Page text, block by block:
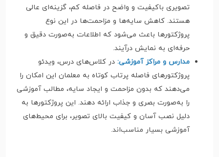
تصویری باکیفیت و واضح در فاصله کم، گزینه‌ای عالی
هستند. کاهش سایه‌ها و مزاحمت‌ها در این نوع
پروژکتورها باعث می‌شود که اطلاعات به‌صورت دقیق و
حرفه‌ای به نمایش درآیند.
مدارس و مراکز آموزشی: در کلاس‌های درس، ویدئو
پروژکتورهای فاصله پرتاب کوتاه به معلمان این امکان را
می‌دهند که بدون مزاحمت و ایجاد سایه، مطالب آموزشی
را به‌صورت بصری و جذاب ارائه دهند. این پروژکتورها به
دلیل نصب آسان و کیفیت بالای تصویر، برای محیط‌های
آموزشی بسیار مناسب‌اند.